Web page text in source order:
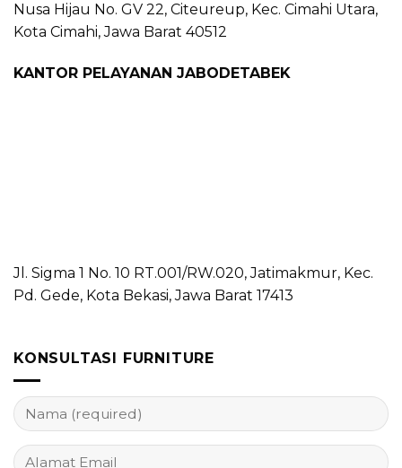
Nusa Hijau No. GV 22, Citeureup, Kec. Cimahi Utara,
Kota Cimahi, Jawa Barat 40512
KANTOR PELAYANAN JABODETABEK
Jl. Sigma 1 No. 10 RT.001/RW.020, Jatimakmur, Kec.
Pd. Gede, Kota Bekasi, Jawa Barat 17413
KONSULTASI FURNITURE